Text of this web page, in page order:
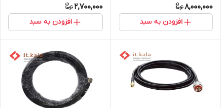
8,000,000
افزودن به سبد
2,700,000
افزودن به سبد